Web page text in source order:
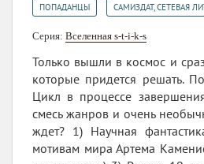
ПОПАДАНЦЫ САМИЗДАТ, СЕТЕВАЯ
Серия: Вселенная s-t-i-k-s
Только вышли в космос и
которые придется решать.
Цикл в процессе
смесь жанров и очень
ждет? 1) Научная
мотивам мира Артема